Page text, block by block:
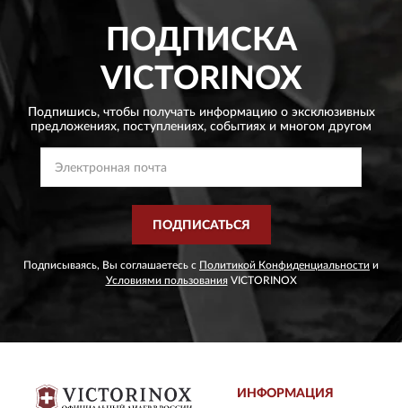
ПОДПИСКА
VICTORINOX
Подпишись, чтобы получать информацию о эксклюзивных
предложениях, поступлениях, событиях и многом другом
ПОДПИСАТЬСЯ
Подписываясь, Вы соглашаетесь с Политикой Конфиденциальности и
Условиями пользованияVICTORINOX
ИНФОРМАЦИЯ